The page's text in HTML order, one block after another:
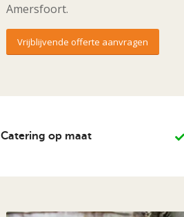
Amersfoort.
Vrijblijvende offerte aanvragen
Catering op maat